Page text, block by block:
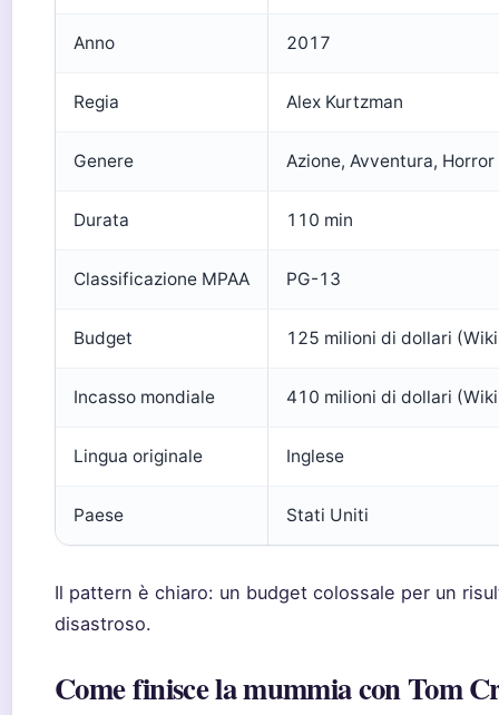
Anno 2017
Regia Alex Kurtzman
Genere Azione, Avventura, Horror
Durata 110 min
Classificazione MPAA PG-13
Budget 125 milioni di dollari
Incasso mondiale 410 milioni di dollari
Lingua originale Inglese
Paese Stati Uniti
Il pattern è chiaro: un budget colossale per un
disastroso.
Come finisce la mummia con Tom